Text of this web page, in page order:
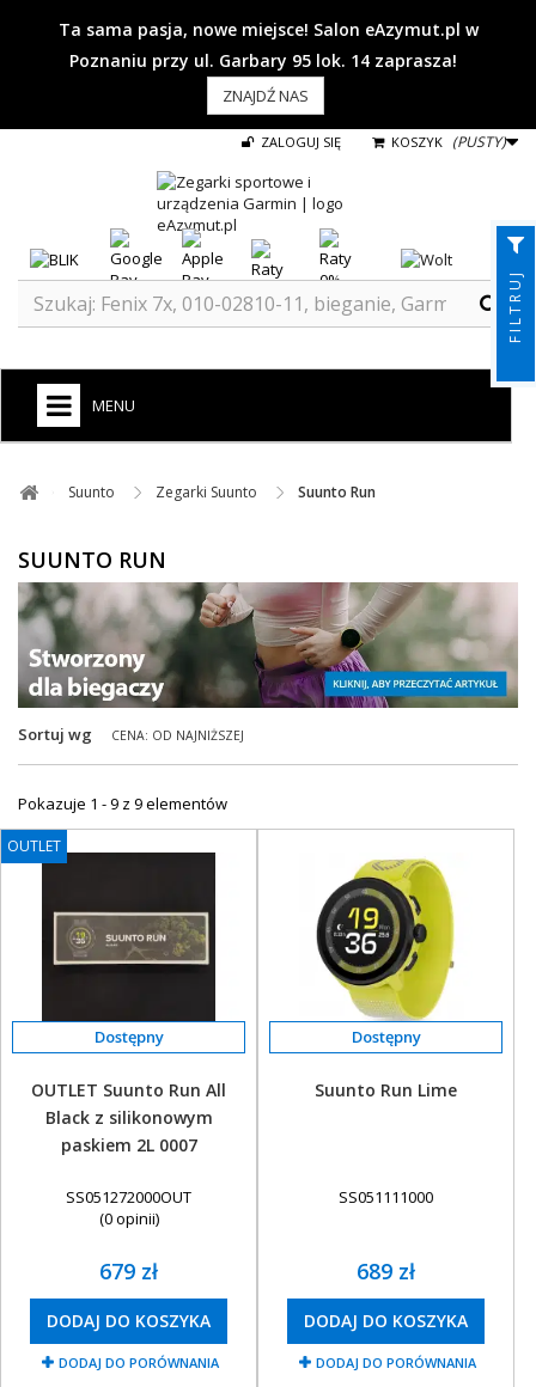
Ta sama pasja, nowe miejsce! Salon eAzymut.pl w
Poznaniu przy ul. Garbary 95 lok. 14 zaprasza!
ZNAJDŹ NAS
KOSZYK (PUSTY)
ZALOGUJ SIĘ
MENU
ZEGARKI DLA DZIECI GARMIN
+
TACX
ELITE
+
SUUNTO
POLAR
+
COROS
VICTORINOX ZEGARKI
ORIENT ZEGARKI
POLECANE PRODUKTY
Suunto ​ Zegarki Suunto ​ Suunto Run
SUUNTO RUN
Sortuj wg CENA: OD NAJNIŻSZEJ
Pokazuje 1 - 9 z 9 elementów
OUTLET
OUTLET Suunto Run All
Black z silikonowym
paskiem 2L 0007
SS051272000OUT
(0 opinii)
679 zł
DODAJ DO KOSZYKA
DODAJ DO PORÓWNANIA
Suunto Run Lime
SS051111000
689 zł
DODAJ DO KOSZYKA
DODAJ DO PORÓWNANIA
FILTRUJ